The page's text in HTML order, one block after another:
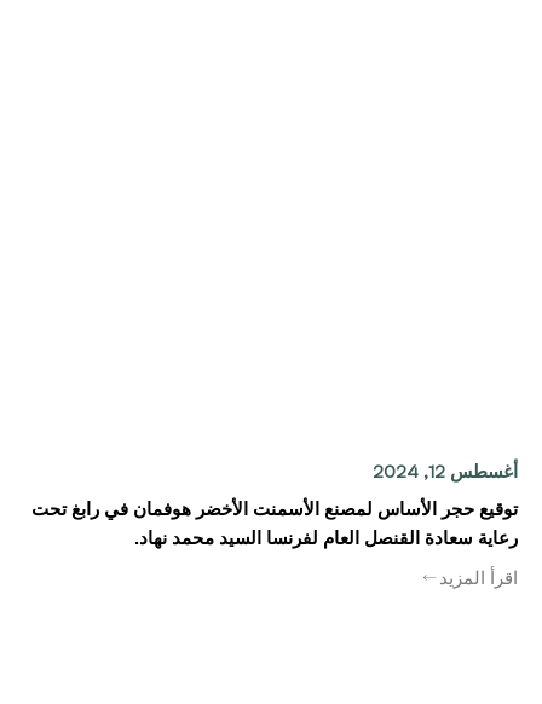
أغسطس 12, 2024
توقيع حجر الأساس لمصنع الأسمنت الأخضر هوفمان في رابغ تحت
رعاية سعادة القنصل العام لفرنسا السيد محمد نهاد.
اقرأ المزيد